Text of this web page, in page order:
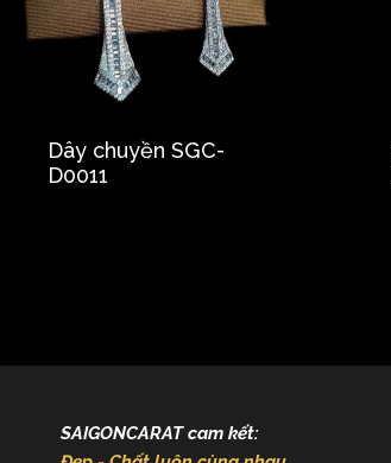
Dây chuyền SGC-
D0011
SAIGONCARAT cam kết: